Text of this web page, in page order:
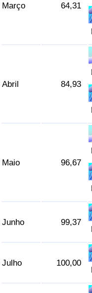
Março 64,31
Abril 84,93
Maio 96,67
Junho 99,37
Julho 100,00